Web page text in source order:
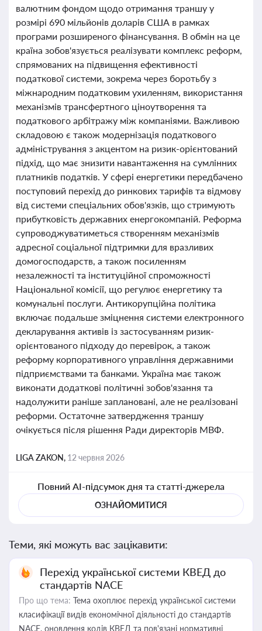
валютним фондом щодо отримання траншу у
розмірі 690 мільйонів доларів США в рамках
програми розширеного фінансування. В обмін на це
країна зобов'язується реалізувати комплекс реформ,
спрямованих на підвищення ефективності
податкової системи, зокрема через боротьбу з
міжнародним податковим ухиленням, використання
механізмів трансфертного ціноутворення та
податкового арбітражу між компаніями. Важливою
складовою є також модернізація податкового
адміністрування з акцентом на ризик-орієнтований
підхід, що має знизити навантаження на сумлінних
платників податків. У сфері енергетики передбачено
поступовий перехід до ринкових тарифів та відмову
від системи спеціальних обов'язків, що стримують
прибутковість державних енергокомпаній. Реформа
супроводжуватиметься створенням механізмів
адресної соціальної підтримки для вразливих
домогосподарств, а також посиленням
незалежності та інституційної спроможності
Національної комісії, що регулює енергетику та
комунальні послуги. Антикорупційна політика
включає подальше зміцнення системи електронного
декларування активів із застосуванням ризик-
орієнтованого підходу до перевірок, а також
реформу корпоративного управління державними
підприємствами та банками. Україна має також
виконати додаткові політичні зобов'язання та
надолужити раніше заплановані, але не реалізовані
реформи. Остаточне затвердження траншу
очікується після рішення Ради директорів МВФ.
LIGA ZAKON, 12 червня 2026
Повний AI-підсумок дня та статті-джерела
ОЗНАЙОМИТИСЯ
Теми, які можуть вас зацікавити:
Перехід української системи КВЕД до
стандартів NACE
Про що тема: Тема охоплює перехід української системи
класифікації видів економічної діяльності до стандартів
NACE, оновлення кодів КВЕД та пов'язані нормативні